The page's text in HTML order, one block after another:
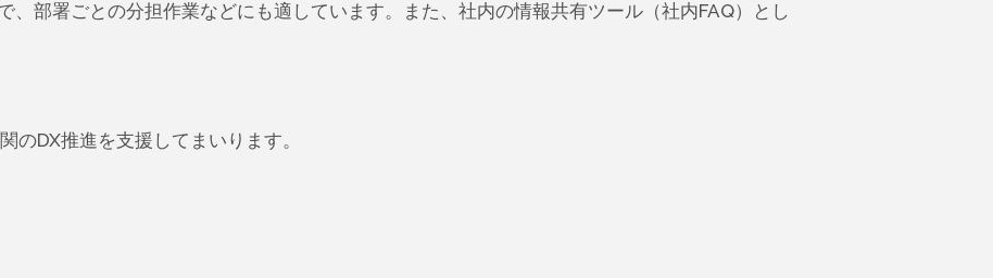
部署ごとの分担作業などにも適しています。また、社内の情報共有ツール（社内FAQ）とし
DX推進を支援してまいります。